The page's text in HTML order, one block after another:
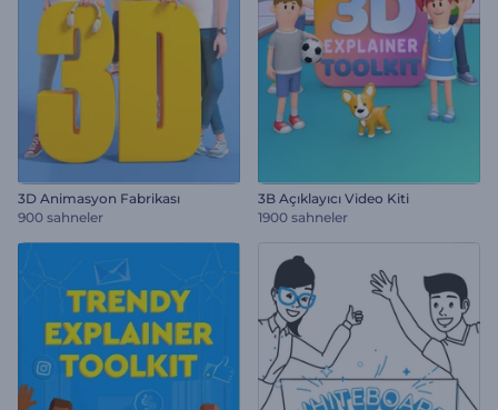
3D Animasyon Fabrikası
900 sahneler
3B Açıklayıcı Video Kiti
1900 sahneler